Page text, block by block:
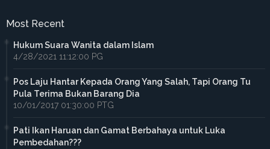
Most Recent
Hukum Suara Wanita dalam Islam
4/28/2021 11:12:00 PG
Pos Laju Hantar Kepada Orang Yang Salah, Tapi Orang Tu
Pula Terima Bukan Barang Dia
10/01/2017 01:30:00 PTG
Pati Ikan Haruan dan Gamat Berbahaya untuk Luka
Pembedahan???